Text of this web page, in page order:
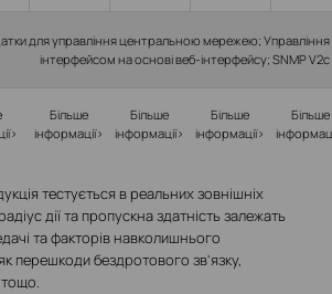
для управління центральною мережею; Управління
інтерфейсом на основі веб-інтерфейсу; SNMP V2c
Більше
інформації>
Більше
інформації>
Більше
інформації>
Більше
тестується в реальних зовнішніх
дії та пропускна здатність залежать
та факторів навколишнього
перешкоди бездротового зв'язку,